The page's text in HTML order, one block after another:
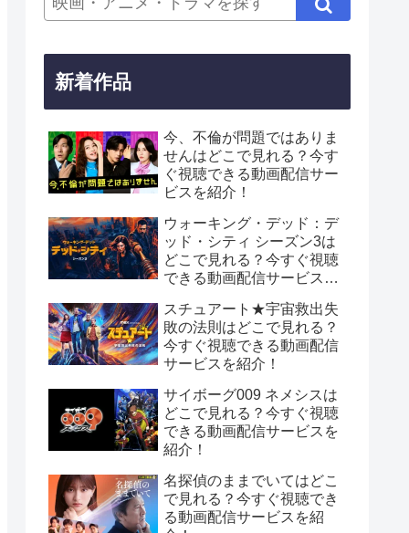
新着作品
今、不倫が問題ではありま
せんはどこで見れる？今す
ぐ視聴できる動画配信サー
ビスを紹介！
ウォーキング・デッド：デ
ッド・シティ シーズン3は
どこで見れる？今すぐ視聴
できる動画配信サービスを
スチュアート★宇宙救出失
敗の法則はどこで見れる？
今すぐ視聴できる動画配信
サービスを紹介！
サイボーグ009 ネメシスは
どこで見れる？今すぐ視聴
できる動画配信サービスを
紹介！
名探偵のままでいてはどこ
で見れる？今すぐ視聴でき
る動画配信サービスを紹